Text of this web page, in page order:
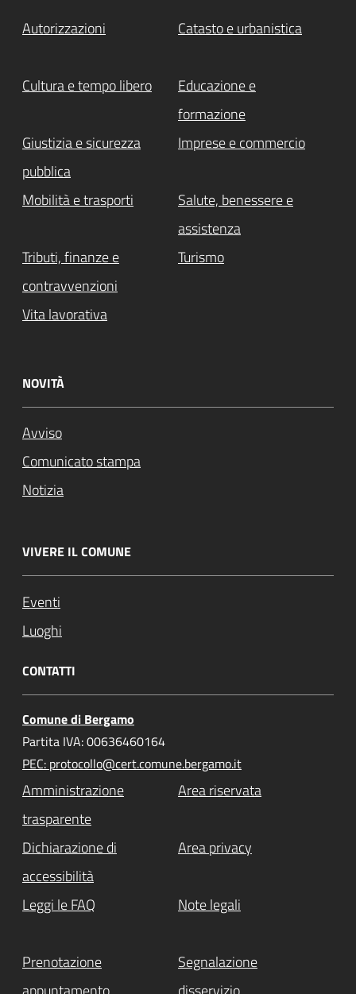
Autorizzazioni Catasto e urbanistica
Cultura e tempo libero
Educazione e
formazione
Giustizia e sicurezza
pubblica
Imprese e commercio
Mobilità e trasporti
Salute, benessere e
assistenza
Tributi, finanze e
contravvenzioni
Turismo
Vita lavorativa
NOVITÀ
Avviso
Comunicato stampa
Notizia
VIVERE IL COMUNE
Eventi
Luoghi
CONTATTI
Comune di Bergamo
Partita IVA: 00636460164
PEC: protocollo@cert.comune.bergamo.it
Amministrazione
trasparente
Area riservata
Dichiarazione di
accessibilità
Area privacy
Leggi le FAQ Note legali
Prenotazione
Segnalazione